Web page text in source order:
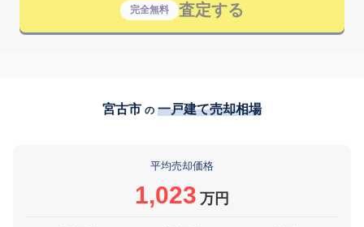
完全無料 査定する
宮古市 の 一戸建て売却相場
平均売却価格
1,023 万円